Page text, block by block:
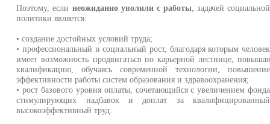
Поэтому, если неожиданно уволили с работы, задачей социальной
политики является:
• создание достойных условий труда;
• профессиональный и социальный рост, благодаря которым человек
имеет возможность продвигаться по карьерной лестнице, повышая
квалификацию, обучаясь современной технологии, повышение
эффективности работы систем образования и здравоохранения;
• рост базового уровня оплаты, сочетающийся с увеличением фонда
стимулирующих надбавок и доплат за квалифицированный
высокоэффективный труд.